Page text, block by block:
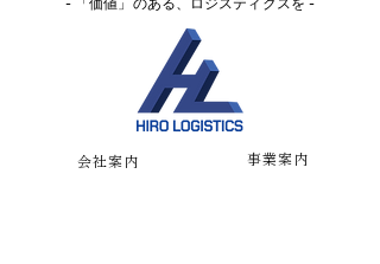
会社案内 事業案内